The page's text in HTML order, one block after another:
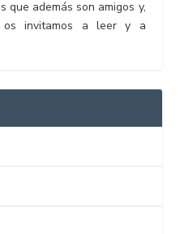
que además son amigos y,
os invitamos a leer y a